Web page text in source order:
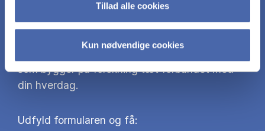
Tillad alle cookies
Kun nødvendige cookies
CBS Efteruddannelse adresserer de store
for at lære gennem undervisning og events,
som bygger på forskning tæt forbundet med
din hverdag.
Udfyld formularen og få: